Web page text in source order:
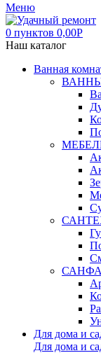
Меню
0 пунктов 0,00Р
Наш каталог
Ванная
Для дома и
Для дома и